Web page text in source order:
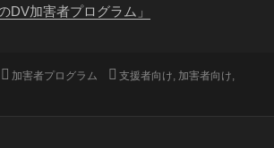
DV加害者プログラム」
カ
加害者プログラム
タ
支援者向け, 加害者向け,